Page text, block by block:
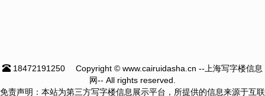
18472191250
Copyright © www.cairuidasha.cn --上海写字楼信息
网-- All rights reserved.
免责声明：本站为第三方写字楼信息展示平台，所提供的信息来源于互联